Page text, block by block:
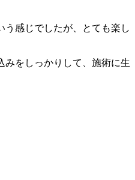
う感じでしたが、とても楽し
みをしっかりして、施術に生